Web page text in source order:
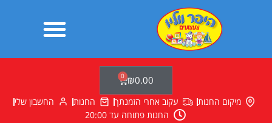
₪0.00
0
עגלת
קניות
מיקום החנות עקוב אחרי הזמנתך החנות
החשבון שלי
החנות פתוחה עד 20:00